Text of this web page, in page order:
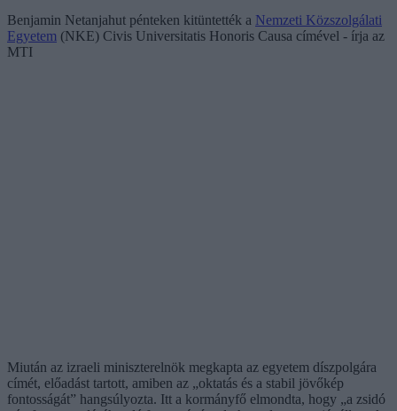
Benjamin Netanjahut pénteken kitüntették a Nemzeti Közszolgálati
Egyetem (NKE) Civis Universitatis Honoris Causa címével - írja az
MTI
Miután az izraeli miniszterelnök megkapta az egyetem díszpolgára
címét, előadást tartott, amiben az „oktatás és a stabil jövőkép
fontosságát” hangsúlyozta. Itt a kormányfő elmondta, hogy „a zsidó